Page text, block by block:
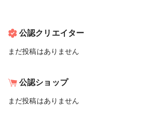
公認クリエイター
まだ投稿はありません
公認ショップ
まだ投稿はありません